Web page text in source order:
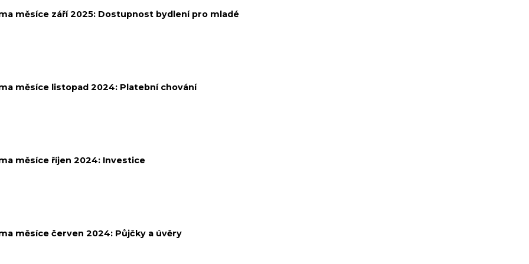
měsíce září 2025: Dostupnost bydlení pro mladé
měsíce listopad 2024: Platební chování
měsíce říjen 2024: Investice
měsíce červen 2024: Půjčky a úvěry